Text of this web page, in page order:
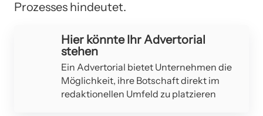
Prozesses hindeutet.
Hier könnte Ihr Advertorial
stehen
Ein Advertorial bietet Unternehmen die
Möglichkeit, ihre Botschaft direkt im
redaktionellen Umfeld zu platzieren